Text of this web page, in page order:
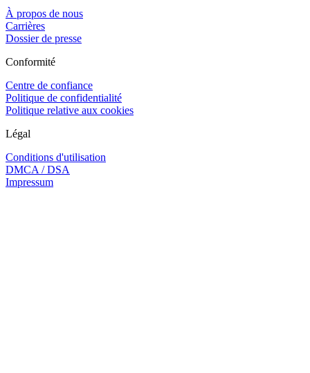
À propos de nous
Carrières
Dossier de presse
Conformité
Centre de confiance
Politique de confidentialité
Politique relative aux cookies
Légal
Conditions d'utilisation
DMCA / DSA
Impressum